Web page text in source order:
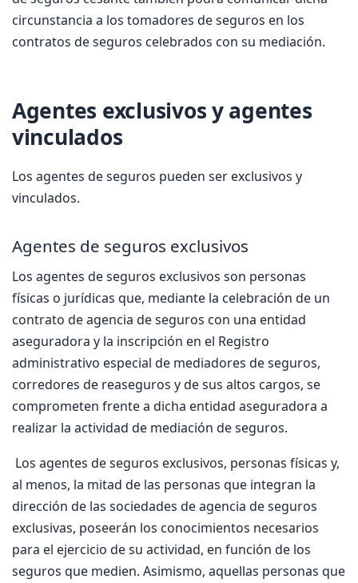
circunstancia a los tomadores de seguros en los
contratos de seguros celebrados con su mediación.
Agentes exclusivos y agentes
vinculados
Los agentes de seguros pueden ser exclusivos y
vinculados.
Agentes de seguros exclusivos
Los agentes de seguros exclusivos son personas
físicas o jurídicas que, mediante la celebración de un
contrato de agencia de seguros con una entidad
aseguradora y la inscripción en el Registro
administrativo especial de mediadores de seguros,
corredores de reaseguros y de sus altos cargos, se
comprometen frente a dicha entidad aseguradora a
realizar la actividad de mediación de seguros.
Los agentes de seguros exclusivos, personas físicas y,
al menos, la mitad de las personas que integran la
dirección de las sociedades de agencia de seguros
exclusivas, poseerán los conocimientos necesarios
para el ejercicio de su actividad, en función de los
seguros que medien. Asimismo, aquellas personas que